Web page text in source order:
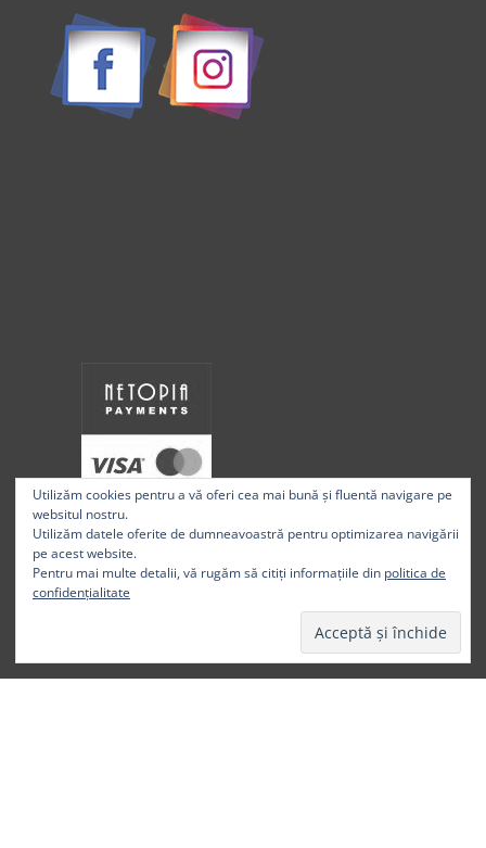
Utilizăm cookies pentru a vă oferi cea mai bună și fluentă navigare pe
websitul nostru.
Utilizăm datele oferite de dumneavoastră pentru optimizarea navigării
pe acest website.
Pentru mai multe detalii, vă rugăm să citiți informațiile din politica de
confidențialitate